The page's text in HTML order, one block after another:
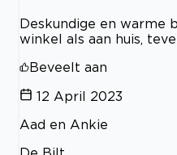
Deskundige en warme
winkel als aan huis,
Beveelt aan
12 April 2023
Aad en Ankie